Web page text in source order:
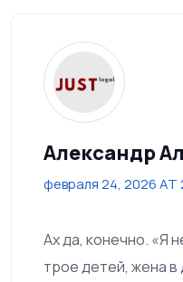
Александр
февраля 24, 2026 AT
Ах да, конечно. «Я
трое детей, жена